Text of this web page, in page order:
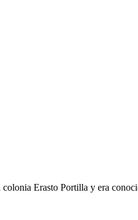
Erasto Portilla y era